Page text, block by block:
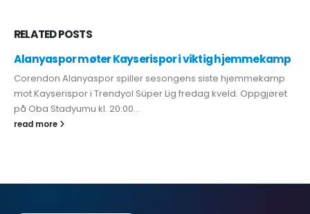
RELATEDPOSTS
Alanyaspor møter Kayserispor i viktig hjemmekamp
Corendon Alanyaspor spiller sesongens siste hjemmekamp
mot Kayserispor i Trendyol Süper Lig fredag kveld. Oppgjøret
på Oba Stadyumu kl. 20:00...
read more